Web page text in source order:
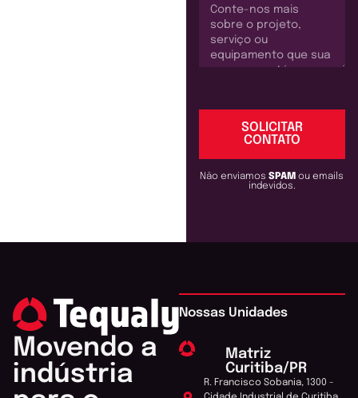
SOLICITAR
CONTATO
Não enviamosSPAMou emails
indevidos.
Movendo a
indústria
Nossas Unidades
Matriz
Curitiba/PR
R. Francisco Sobania, 1300 -